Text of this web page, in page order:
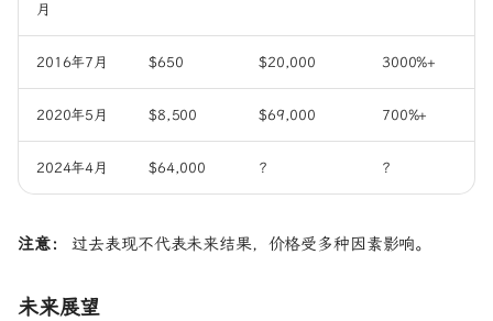
月
2016年7月 $650 $20,000 3000%+
2020年5月 $8,500 $69,000 700%+
2024年4月 $64,000 ? ?
注意： 过去表现不代表未来结果，价格受多种因素影响。
未来展望